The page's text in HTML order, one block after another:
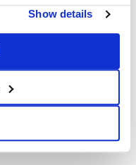
Show details